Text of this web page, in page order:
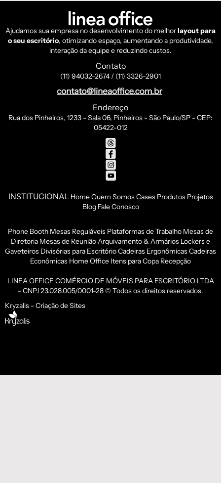
Ajudamos sua empresa no desenvolvimento do melhorlayout para
o seu escritório, otimizando espaço, aumentando a produtividade,
interação da equipe e reduzindo custos.
Contato
(11) 94032-2674 / (11) 3326-2901
Endereço
Rua dos Pinheiros, 1233 - Sala 06, Pinheiros - São Paulo/SP - CEP:
05422-012
INSTITUCIONAL HomeQuem SomosCases Produtos Projetos
Blog Fale Conosco
Phone Booth Mesas Reguláveis Plataformas de Trabalho Mesas de
Diretoria Mesas de ReuniãoArquivamento & Armários Lockers e
Gaveteiros Divisórias para EscritórioCadeiras ErgonômicasCadeiras
Econômicas Home Office Itens para Copa Recepção
LINEA OFFICE COMÉRCIO DE MÓVEIS PARA ESCRITÓRIO LTDA
- CNPJ 23.028.005/0001-28 © Todos os direitos reservados.
Kryzalis - Criação de Sites